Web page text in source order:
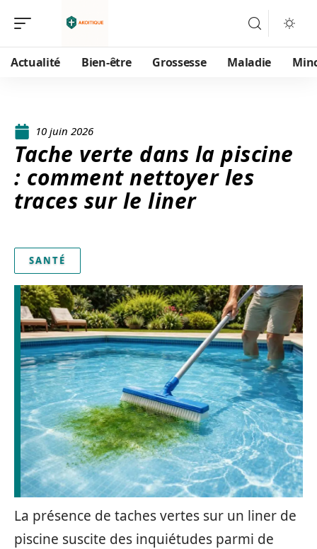
Actualité Bien-être Grossesse Maladie
10 juin 2026
Tache verte dans la piscine
: comment nettoyer les
traces sur le liner
SANTÉ
La présence de taches vertes sur un liner de
piscine suscite des inquiétudes parmi de